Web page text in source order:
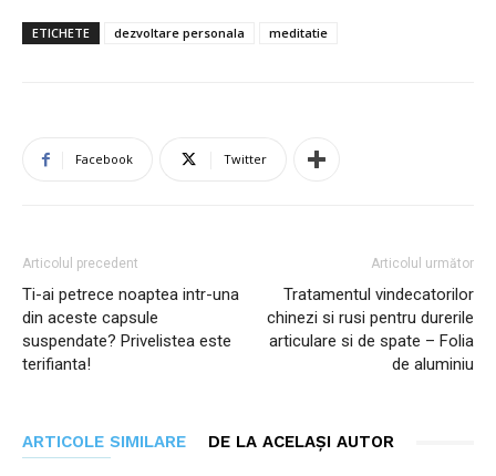
ETICHETE dezvoltare personala meditatie
Facebook Twitter
Articolul precedent
Ti-ai petrece noaptea intr-una
din aceste capsule
suspendate? Privelistea este
terifianta!
Articolul următor
Tratamentul vindecatorilor
chinezi si rusi pentru durerile
articulare si de spate – Folia
de aluminiu
ARTICOLE SIMILARE DE LA ACELAȘI AUTOR